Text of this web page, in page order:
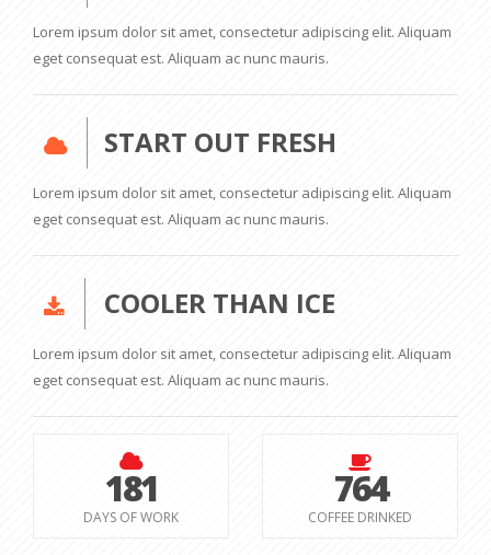
Lorem ipsum dolor sit amet, consectetur adipiscing elit. Aliquam
eget consequat est. Aliquam ac nunc mauris.
START OUT FRESH
Lorem ipsum dolor sit amet, consectetur adipiscing elit. Aliquam
eget consequat est. Aliquam ac nunc mauris.
COOLER THAN ICE
Lorem ipsum dolor sit amet, consectetur adipiscing elit. Aliquam
eget consequat est. Aliquam ac nunc mauris.
181
DAYS OF WORK
764
COFFEE DRINKED